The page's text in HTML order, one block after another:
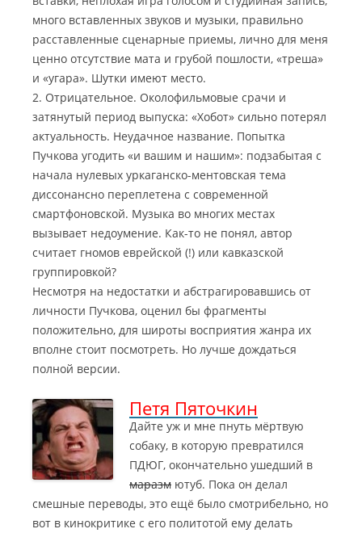
много вставленных звуков и музыки, правильно
расставленные сценарные приемы, лично для меня
ценно отсутствие мата и грубой пошлости, «треша»
и «угара». Шутки имеют место.
2. Отрицательное. Околофильмовые срачи и
затянутый период выпуска: «Хобот» сильно потерял
актуальность. Неудачное название. Попытка
Пучкова угодить «и вашим и нашим»: подзабытая с
начала нулевых уркаганско-ментовская тема
диссонансно переплетена с современной
смартфоновской. Музыка во многих местах
вызывает недоумение. Как-то не понял, автор
считает гномов еврейской (!) или кавказской
группировкой?
Несмотря на недостатки и абстрагировавшись от
личности Пучкова, оценил бы фрагменты
положительно, для широты восприятия жанра их
вполне стоит посмотреть. Но лучше дождаться
полной версии.
Петя Пяточкин
Дайте уж и мне пнуть мёртвую
собаку, в которую превратился
ПДЮГ, окончательно ушедший в
маразм ютуб. Пока он делал
смешные переводы, это ещё было смотрибельно, но
вот в кинокритике с его политотой ему делать